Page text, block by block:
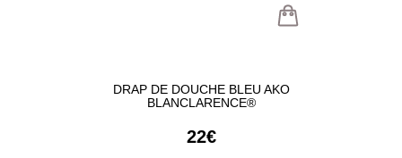
DRAP DE DOUCHE BLEU AKO
BLANCLARENCE®
22€